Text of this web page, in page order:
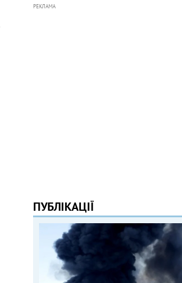
РЕКЛАМА
ПУБЛІКАЦІЇ